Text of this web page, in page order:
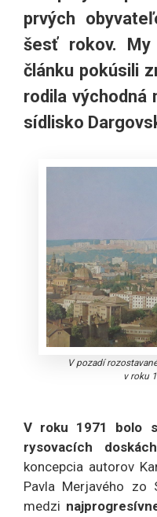
prvých
šesť rokov.
článku pokúsili
rodila
sídlisko
V pozadí
v roku
V roku 1971 bolo
rysovacích
koncepcia autorov
Pavla Merjavého zo
medzi